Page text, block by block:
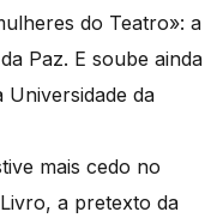
do Teatro»: a
Paz. E soube ainda
da
mais cedo no
a pretexto da